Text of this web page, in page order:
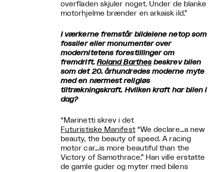
overfladen skjuler noget. Under de blanke
motorhjelme brænder en arkaisk ild.”
I værkerne fremstår bildelene netop som
fossiler eller monumenter over
modernitetens forestillinger om
fremdrift. Roland Barthes beskrev bilen
som det 20. århundredes moderne myte
med en nærmest religiøs
tiltrækningskraft. Hvilken kraft har bilen i
dag?
“Marinetti skrev i det
Futuristiske Manifest“We declare…a new
beauty, the beauty of speed. A racing
motor car…is more beautiful than the
Victory of Samothrace.” Han ville erstatte
de gamle guder og myter med bilens